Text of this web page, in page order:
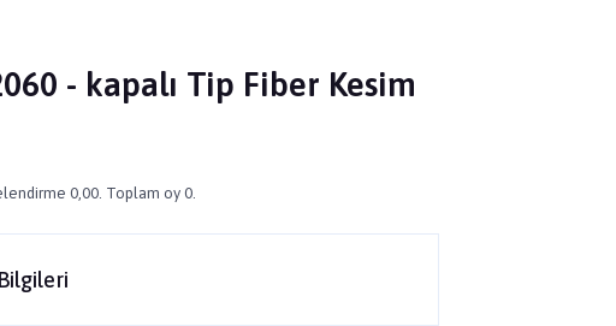
- kapalı Tip Fiber Kesim
0,00. Toplam oy 0.